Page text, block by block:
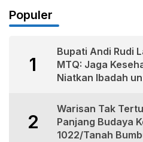
Populer
1
Bupati Andi Rudi
MTQ: Jaga
Niatkan Ibadah
2
Warisan Tak
Panjang Budaya
1022/Tanah